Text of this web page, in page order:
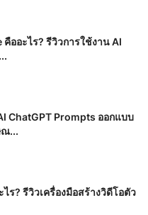
ออะไร? รีวิวการใช้งาน AI
ChatGPT Prompts ออกแบบ
ณ...
ร? รีวิวเครื่องมือสร้างวิดีโอตัว